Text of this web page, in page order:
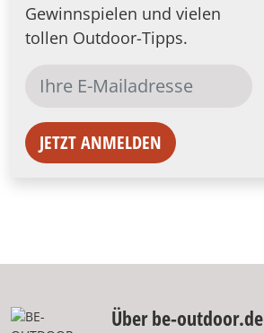
Gewinnspielen und vielen
tollen Outdoor-Tipps.
JETZT ANMELDEN
Über be-outdoor.de